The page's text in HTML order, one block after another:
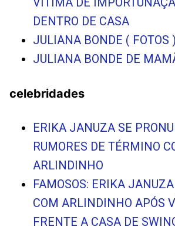
DENTRO DE CASA
JULIANA BONDE ( FOTOS )
JULIANA BONDE DE
celebridades
ERIKA JANUZA SE
RUMORES DE TÉRMINO
ARLINDINHO
FAMOSOS: ERIKA
COM ARLINDINHO APÓS
FRENTE A CASA DE